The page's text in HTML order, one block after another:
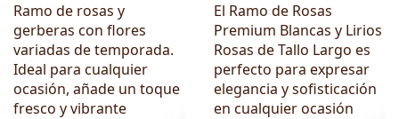
Ramo de rosas y
gerberas con flores
variadas de temporada.
Ideal para cualquier
ocasión, añade un toque
fresco y vibrante
El Ramo de Rosas
Premium Blancas y Lirios
Rosas de Tallo Largo es
perfecto para expresar
elegancia y sofisticación
en cualquier ocasión